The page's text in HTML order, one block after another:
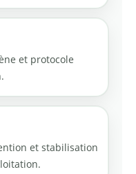
et protocole
et stabilisation